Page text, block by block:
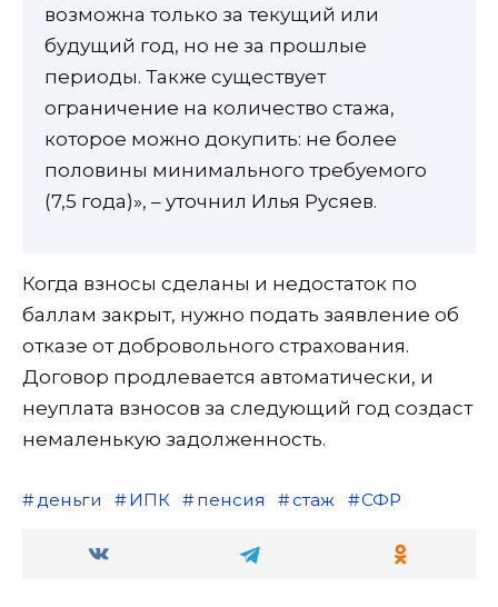
возможна только за текущий или
будущий год, но не за прошлые
периоды. Также существует
ограничение на количество стажа,
которое можно докупить: не более
половины минимального требуемого
(7,5 года)», – уточнил Илья Русяев.
Когда взносы сделаны и недостаток по
баллам закрыт, нужно подать заявление об
отказе от добровольного страхования.
Договор продлевается автоматически, и
неуплата взносов за следующий год создаст
немаленькую задолженность.
деньги ИПК пенсия стаж СФР